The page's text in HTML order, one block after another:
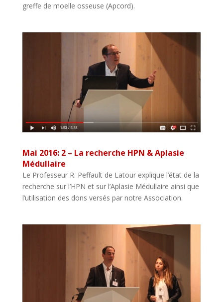
greffe de moelle osseuse (Apcord).
Mai 2016: 2 – La recherche HPN & Aplasie
Médullaire
Le Professeur R. Peffault de Latour explique l’état de la
recherche sur l’HPN et sur l’Aplasie Médullaire ainsi que
l’utilisation des dons versés par notre Association.